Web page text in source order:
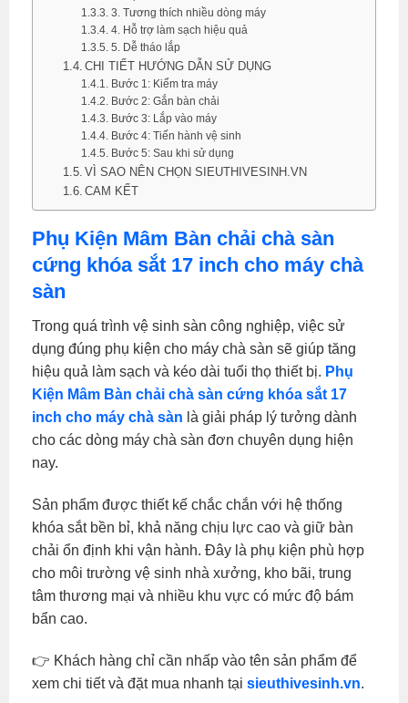
3. Tương thích nhiều dòng máy
4. Hỗ trợ làm sạch hiệu quả
5. Dễ tháo lắp
CHI TIẾT HƯỚNG DẪN SỬ DỤNG
Bước 1: Kiểm tra máy
Bước 2: Gắn bàn chải
Bước 3: Lắp vào máy
Bước 4: Tiến hành vệ sinh
Bước 5: Sau khi sử dụng
VÌ SAO NÊN CHỌN SIEUTHIVESINH.VN
CAM KẾT
Phụ Kiện Mâm Bàn chải chà sàn
cứng khóa sắt 17 inch cho máy chà
sàn
Trong quá trình vệ sinh sàn công nghiệp, việc sử
dụng đúng phụ kiện cho máy chà sàn sẽ giúp tăng
hiệu quả làm sạch và kéo dài tuổi thọ thiết bị. Phụ
Kiện Mâm Bàn chải chà sàn cứng khóa sắt 17
inch cho máy chà sàn là giải pháp lý tưởng dành
cho các dòng máy chà sàn đơn chuyên dụng hiện
nay.
Sản phẩm được thiết kế chắc chắn với hệ thống
khóa sắt bền bỉ, khả năng chịu lực cao và giữ bàn
chải ổn định khi vận hành. Đây là phụ kiện phù hợp
cho môi trường vệ sinh nhà xưởng, kho bãi, trung
tâm thương mại và nhiều khu vực có mức độ bám
bẩn cao.
👉 Khách hàng chỉ cần nhấp vào tên sản phẩm để
xem chi tiết và đặt mua nhanh tại sieuthivesinh.vn.